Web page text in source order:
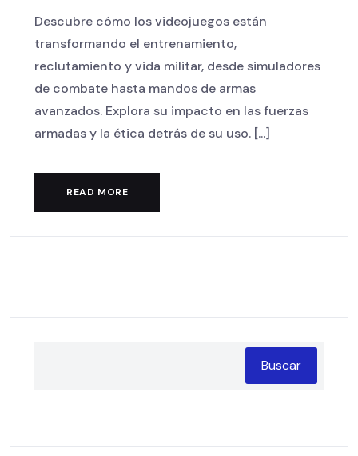
Descubre cómo los videojuegos están
transformando el entrenamiento,
reclutamiento y vida militar, desde simuladores
de combate hasta mandos de armas
avanzados. Explora su impacto en las fuerzas
armadas y la ética detrás de su uso. [...]
READ MORE
Buscar